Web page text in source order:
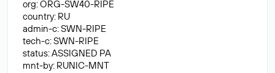
org: ORG-SW40-RIPE
country: RU
admin-c: SWN-RIPE
tech-c: SWN-RIPE
status: ASSIGNED PA
mnt-by: RUNIC-MNT